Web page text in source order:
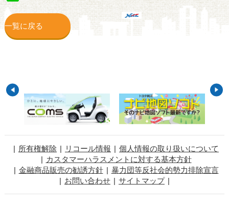
一覧に戻る
所有権解除 リコール情報
個人情報の取り扱いについて
カスタマーハラスメントに対する基本方針
金融商品販売の勧誘方針
暴力団等反社会的勢力排除宣言
お問い合わせ
サイトマップ